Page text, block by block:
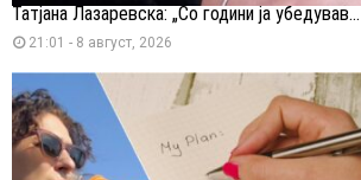
Татјана Лазаревска: „Со години ја убедував...
21:01 - 8 август, 2026